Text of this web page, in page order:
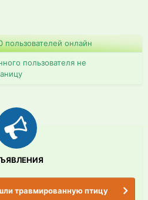
пользователей онлайн
пользователя не
травмированную птицу